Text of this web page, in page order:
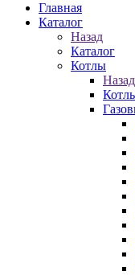
Главная
Каталог
Назад
Каталог
Котлы
Назад